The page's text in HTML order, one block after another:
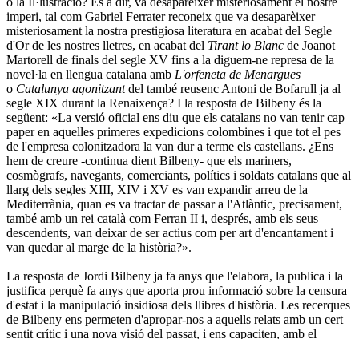
imperi, tal com Gabriel Ferrater reconeix que va desaparèixer
misteriosament la nostra prestigiosa literatura en acabat del Segle
d'Or de les nostres lletres, en acabat del Tirant lo Blanc de Joanot
Martorell de finals del segle XV fins a la diguem-ne represa de la
novel·la en llengua catalana amb L'orfeneta de Menargues
o Catalunya agonitzantdel també reusenc Antoni de Bofarull ja al
segle XIX durant la Renaixença? I la resposta de Bilbeny és la
següent: «La versió oficial ens diu que els catalans no van tenir cap
paper en aquelles primeres expedicions colombines i que tot el pes
de l'empresa colonitzadora la van dur a terme els castellans. ¿Ens
hem de creure -continua dient Bilbeny- que els mariners,
cosmògrafs, navegants, comerciants, polítics i soldats catalans que al
llarg dels segles XIII, XIV i XV es van expandir arreu de la
Mediterrània, quan es va tractar de passar a l'Atlàntic, precisament,
també amb un rei català com Ferran II i, després, amb els seus
descendents, van deixar de ser actius com per art d'encantament i
van quedar al marge de la història?».
La resposta de Jordi Bilbeny ja fa anys que l'elabora, la publica i la
justifica perquè fa anys que aporta prou informació sobre la censura
d'estat i la manipulació insidiosa dels llibres d'història. Les recerques
de Bilbeny ens permeten d'apropar-nos a aquells relats amb un cert
sentit crític i una nova visió del passat, i ens capaciten, amb el